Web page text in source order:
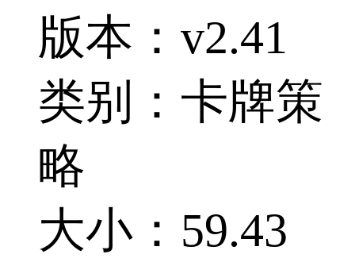
版本：v2.41
类别：卡牌策
略
大小：59.43